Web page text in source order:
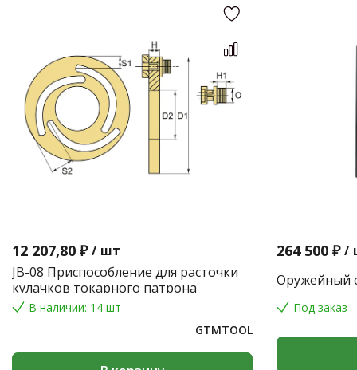
12 207,80 ₽ / шт
JB-08 Приспособление для расточки
кулачков токарного патрона
В наличии: 14 шт
GTMTOOL
264 500 ₽ /
Оружейный
Под заказ